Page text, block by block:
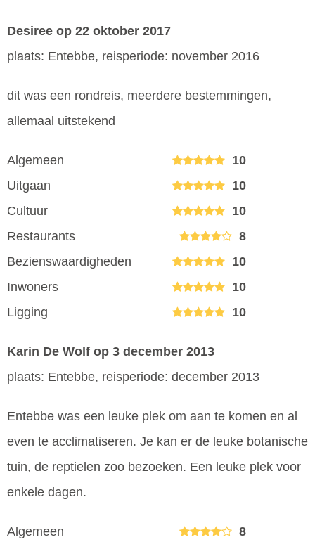
Desiree op 22 oktober 2017
plaats: Entebbe, reisperiode: november 2016
dit was een rondreis, meerdere bestemmingen,
allemaal uitstekend
Algemeen
10
Uitgaan
10
Cultuur
10
Restaurants
8
Bezienswaardigheden
10
Inwoners
10
Ligging
10
Karin De Wolf op 3 december 2013
plaats: Entebbe, reisperiode: december 2013
Entebbe was een leuke plek om aan te komen en al
even te acclimatiseren. Je kan er de leuke botanische
tuin, de reptielen zoo bezoeken. Een leuke plek voor
enkele dagen.
Algemeen 8